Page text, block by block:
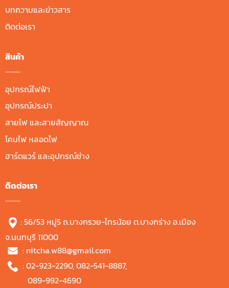
บทความและข่าวสาร
ติดต่อเรา
สินค้า
อุปกรณ์ไฟฟ้า
อุปกรณ์ประปา
สายไฟ และสายสัญญาณ
โคมไฟ หลอดไฟ
ฮาร์ดแวร์ และอุปกรณ์ช่าง
ติดต่อเรา
: 56/53 หมู่5 ถ.บางกรวย-ไทรน้อย ต.บางกร่าง อ.เมือง
จ.นนทบุรี 11000
: nitcha.w88@gmail.com
:02-923-2290,082-541-8887,
089-992-4690